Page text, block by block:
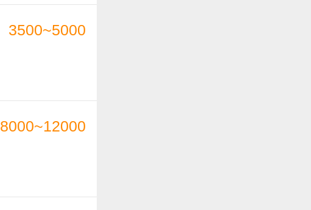
3500~5000
8000~12000